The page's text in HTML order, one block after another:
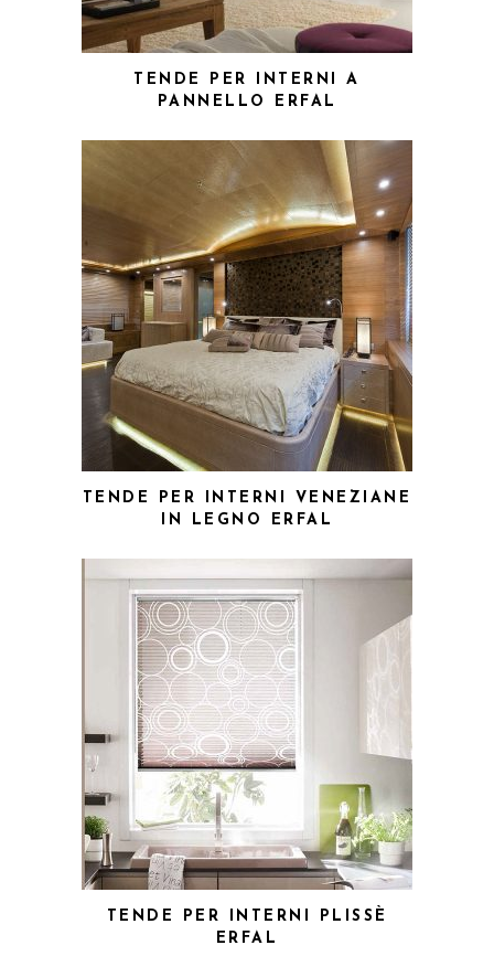
TENDE PER INTERNI A
PANNELLO ERFAL
TENDE PER INTERNI VENEZIANE
IN LEGNO ERFAL
TENDE PER INTERNI PLISSÈ
ERFAL